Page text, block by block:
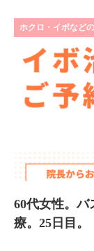
ホクロ・イボなど
60代女性。
療。25日目。